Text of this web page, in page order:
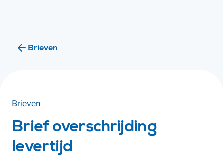
Brieven
Brieven
Brief overschrijding
levertijd